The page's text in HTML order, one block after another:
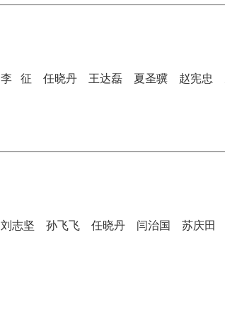
李 征 任晓丹 王达磊 夏圣骥 赵宪忠
刘志坚 孙飞飞 任晓丹 闫治国 苏庆田